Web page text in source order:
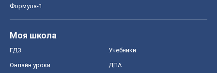
Формула-1
Моя школа
ГДЗ Учебники
Онлайн уроки ДПА